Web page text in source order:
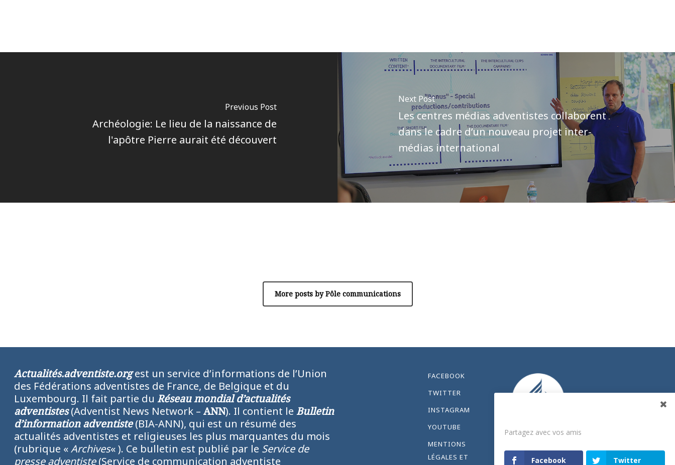
Previous Post
Archéologie: Le lieu de la naissance de
l'apôtre Pierre aurait été découvert
Next Post
Les centres médias adventistes collaborent
dans le cadre d’un nouveau projet inter-
médias international
More posts by Pôle communications
Actualités.adventiste.orgest un service d’informations de l’Union
des Fédérations adventistes de France, de Belgique et du
Luxembourg. Il fait partie du Réseau mondial d’actualités
adventistes(Adventist News Network – ANN). Il contient le Bulletin
d’information adventiste(BIA-ANN), qui est un résumé des
actualités adventistes et religieuses les plus marquantes du mois
(rubrique «Archives« ). Ce bulletin est publié par le Service de
presse adventiste(Service de communication adventiste
FACEBOOK
TWITTER
INSTAGRAM
YOUTUBE
MENTIONS
LÉGALES ET
Partagez avec vos amis
Facebook Twitter